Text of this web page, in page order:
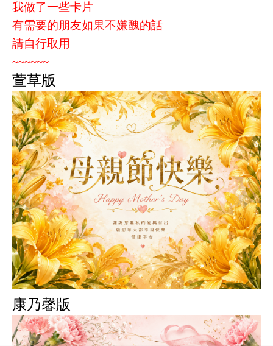
我做了一些卡片
有需要的朋友如果不嫌醜的話
請自行取用
~~~~~~
萱草版
康乃馨版